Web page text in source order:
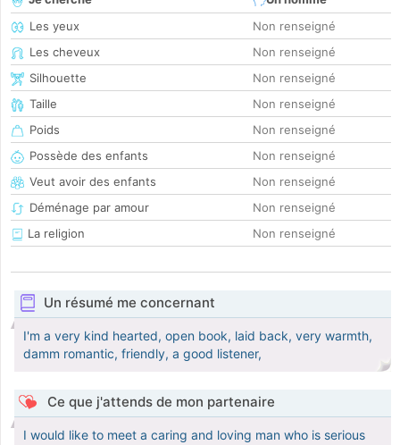
Les yeux
Non renseigné
Les cheveux
Non renseigné
Silhouette
Non renseigné
Taille
Non renseigné
Poids
Non renseigné
Possède des enfants
Non renseigné
Veut avoir des enfants
Non renseigné
Déménage par amour
Non renseigné
La religion
Non renseigné
Un résumé me concernant
I'm a very kind hearted, open book, laid back, very warmth,
damm romantic, friendly, a good listener,
Ce que j'attends de mon partenaire
I would like to meet a caring and loving man who is serious